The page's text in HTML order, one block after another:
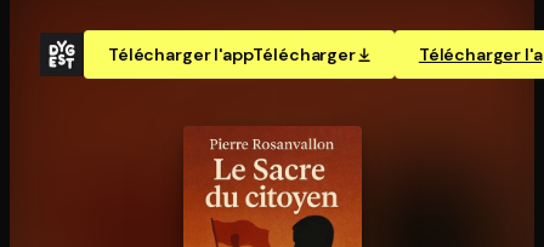
Télécharger l'appTélécharger Télécharger